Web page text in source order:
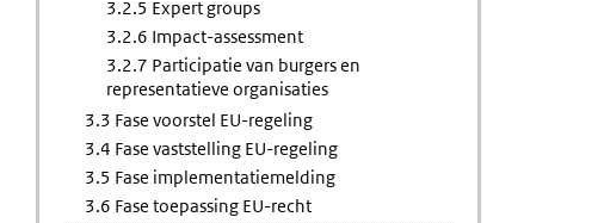
3.2.5 Expert groups
3.2.6 Impact-assessment
3.2.7 Participatie van burgers en
representatieve organisaties
3.3 Fase voorstel EU-regeling
3.4 Fase vaststelling EU-regeling
3.5 Fase implementatiemelding
3.6 Fase toepassing EU-recht